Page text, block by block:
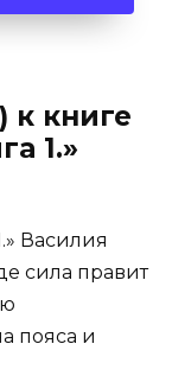
к книге
1.»
Василия
сила правит
пояса и